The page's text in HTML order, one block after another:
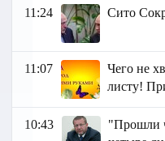
11:24 Сито
11:07
Чего не
листу!
10:43
"Прошли